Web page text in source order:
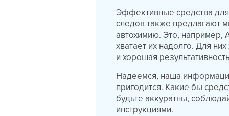
Эффективные средства для
следов также предлагают
автохимию. Это, например,
хватает их надолго. Для
и хорошая
Надеемся, наша
пригодится. Какие бы
будьте аккуратны,
инструкциями.